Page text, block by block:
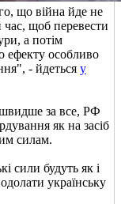
що війна йде не
час, щоб перевести
а потім
ефекту особливо
- йдеться у
за все, РФ
як на засіб
силам.
сили будуть як і
українську